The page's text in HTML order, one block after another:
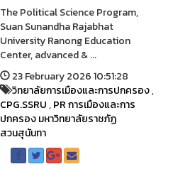
The Political Science Program,
Suan Sunandha Rajabhat
University Ranong Education
Center, advanced & ...
23 February 2026 10:51:28
วิทยาลัยการเมืองและการปกครอง,
CPG.SSRU,PR การเมืองและการ
ปกครอง มหาวิทยาลัยราชภัฏ
สวนสุนันทา